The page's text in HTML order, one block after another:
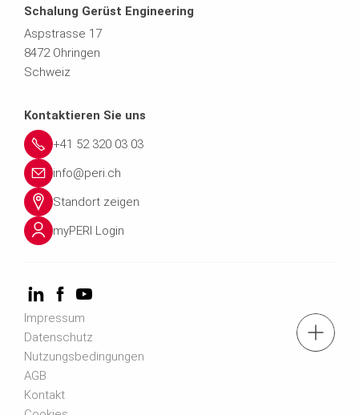
Tel.: +41 52 320 03 03
Schalung Gerüst Engineering
Aspstrasse 17
8472 Ohringen
Schweiz
Kontaktieren Sie uns
+41 52 320 03 03
info@peri.ch
Standort zeigen
myPERI Login
Impressum
Datenschutz
Nutzungsbedingungen
AGB
Kontakt